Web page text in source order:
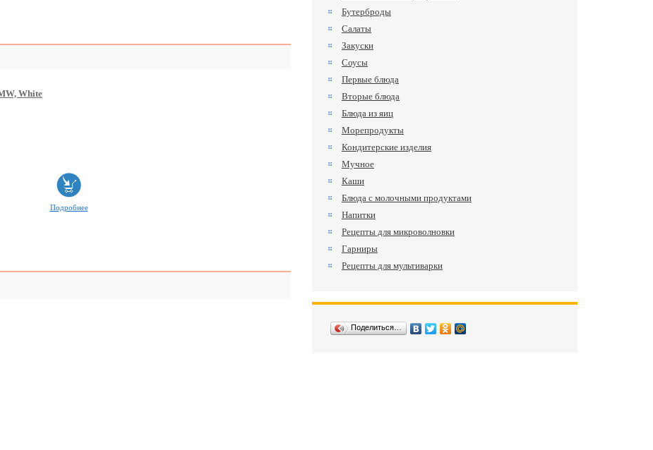
White
Подробнее
Бутерброды
Салаты
Закуски
Соусы
Первые блюда
Вторые блюда
Блюда из яиц
Морепродукты
Кондитерские изделия
Мучное
Каши
Блюда с молочными продуктами
Напитки
Рецепты для микроволновки
Гарниры
Рецепты для мультиварки
Поделиться…